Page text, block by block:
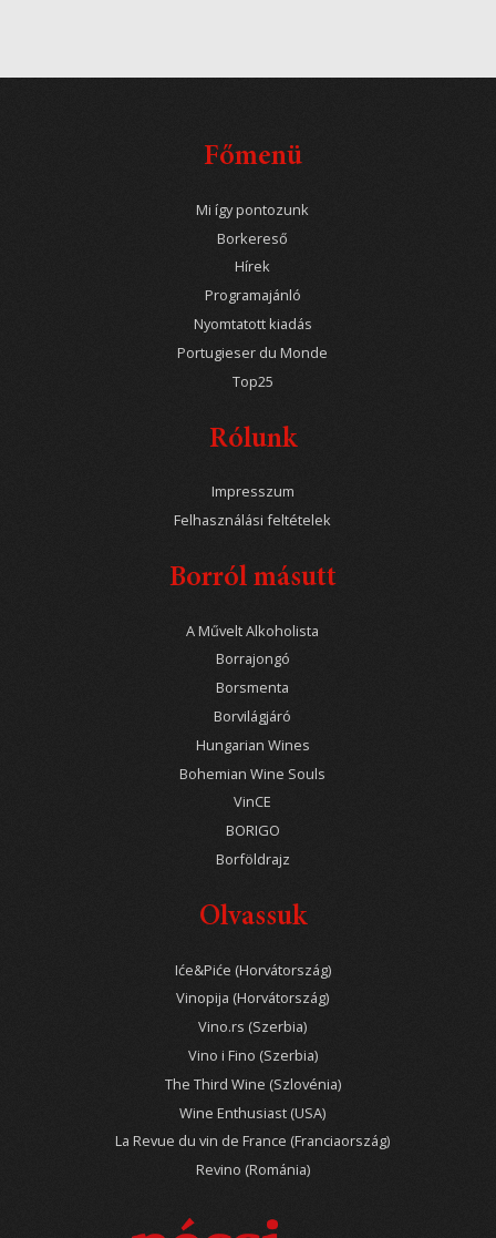
Főmenü
Mi így pontozunk
Borkereső
Hírek
Programajánló
Nyomtatott kiadás
Portugieser du Monde
Top25
Rólunk
Impresszum
Felhasználási feltételek
Borról másutt
A Művelt Alkoholista
Borrajongó
Borsmenta
Borvilágjáró
Hungarian Wines
Bohemian Wine Souls
VinCE
BORIGO
Borföldrajz
Olvassuk
Iće&Piće (Horvátország)
Vinopija (Horvátország)
Vino.rs (Szerbia)
Vino i Fino (Szerbia)
The Third Wine (Szlovénia)
Wine Enthusiast (USA)
La Revue du vin de France (Franciaország)
Revino (Románia)